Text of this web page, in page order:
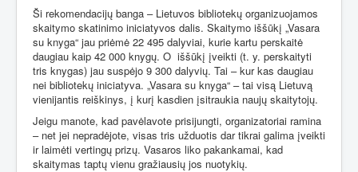
Ši rekomendacijų banga – Lietuvos bibliotekų organizuojamos
skaitymo skatinimo iniciatyvos dalis. Skaitymo iššūkį „Vasara
su knyga“ jau priėmė 22 495 dalyviai, kurie kartu perskaitė
daugiau kaip 42 000 knygų. O iššūkį įveikti (t. y. perskaityti
tris knygas) jau suspėjo 9 300 dalyvių. Tai – kur kas daugiau
nei bibliotekų iniciatyva. „Vasara su knyga“ – tai visą Lietuvą
vienijantis reiškinys, į kurį kasdien įsitraukia naujų skaitytojų.
Jeigu manote, kad pavėlavote prisijungti, organizatoriai ramina
– net jei nepradėjote, visas tris užduotis dar tikrai galima įveikti
ir laimėti vertingų prizų. Vasaros liko pakankamai, kad
skaitymas taptų vienu gražiausių jos nuotykių.